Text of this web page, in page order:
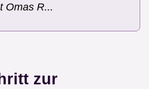
Omas R...
zur